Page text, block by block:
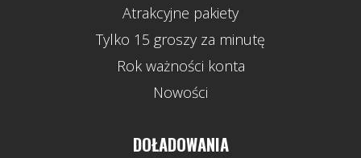
Atrakcyjne pakiety
Tylko 15 groszy za minutę
Rok ważności konta
Nowości
DOŁADOWANIA